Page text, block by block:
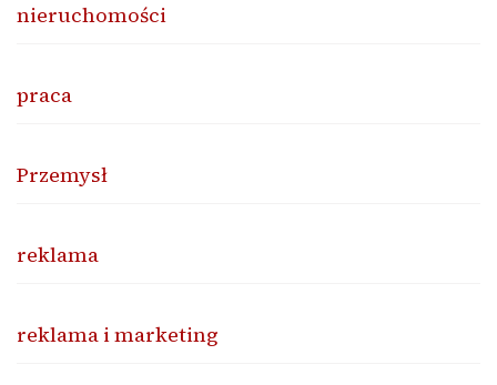
nieruchomości
praca
Przemysł
reklama
reklama i marketing